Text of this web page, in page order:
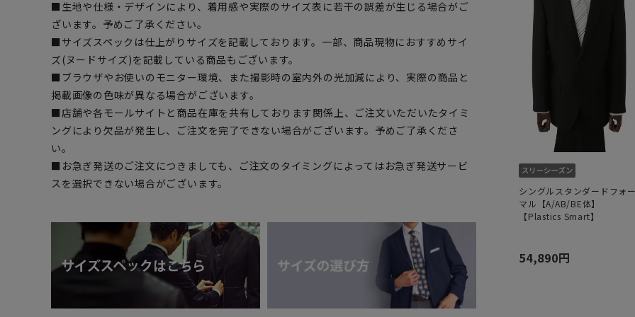
■生地や仕様・デザインにより、着用感や実際のサイズ表に若干の誤差が生じる場合がご
ざいます。予めご了承ください。
■サイズスペックは仕上がりサイズを記載しております。一部、商品現物におすすめサイ
ズ(ヌードサイズ)を記載している商品もございます。
■ブラウザやお使いのモニター環境、また撮影時の室内外の光加減により、実際の商品と
掲載画像の色味が異なる場合がございます。
■店舗や各モールサイトと商品在庫を共有しております関係上、ご注文いただいたタイミ
ングにより欠品が発生し、ご注文を完了できない場合がございます。予めご了承くださ
い。
■お急ぎ発送のご注文につきましても、ご注文のタイミングによってはお急ぎ発送サービ
スを選択できない場合がございます。
シングルスタンダードフォ
マル【A/AB/BE体】
【Plastics Smart】
54,890円